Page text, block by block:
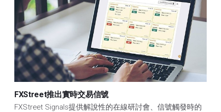
FXStreet推出實時交易信號
FXStreet Signals提供解說性的在線研討會、信號觸發時的